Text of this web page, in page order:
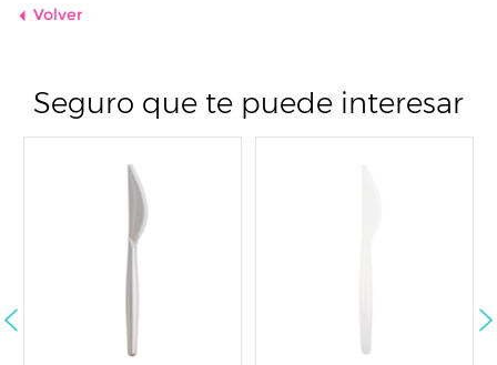
Volver
Seguro que te puede interesar